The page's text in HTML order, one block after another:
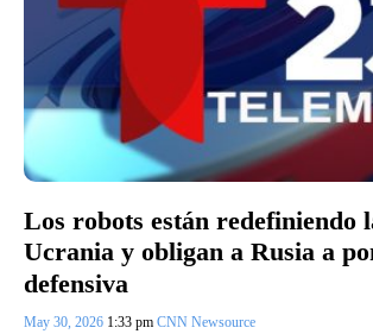
Los robots están redefiniendo
Ucrania y obligan a Rusia a
defensiva
May 30, 2026 1:33 pm CNN Newsource